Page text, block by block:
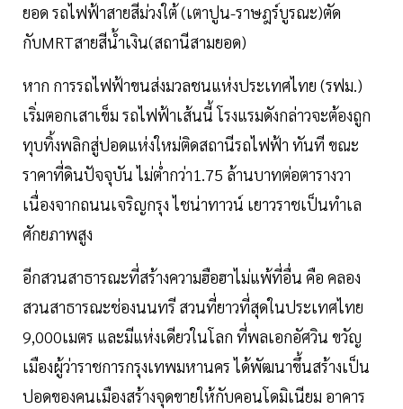
ยอด รถไฟฟ้าสายสีม่วงใต้ (เตาปูน-ราษฎร์บูรณะ)ตัด
กับMRTสายสีน้ำเงิน(สถานีสามยอด)
หาก การรถไฟฟ้าขนส่งมวลชนแห่งประเทศไทย (รฟม.)
เริ่มตอกเสาเข็ม รถไฟฟ้าเส้นนี้ โรงแรมดังกล่าวจะต้องถูก
ทุบทิ้งพลิกสู่ปอดแห่งใหม่ติดสถานีรถไฟฟ้า ทันที ขณะ
ราคาที่ดินปัจจุบัน ไม่ต่ำกว่า1.75 ล้านบาทต่อตารางวา
เนื่องจากถนนเจริญกรุง ไชน่าทาวน์ เยาวราชเป็นทำเล
ศักยภาพสูง
อีกสวนสาธารณะที่สร้างความฮือฮาไม่แพ้ที่อื่น คือ คลอง
สวนสาธารณะช่องนนทรี สวนที่ยาวที่สุดในประเทศไทย
9,000เมตร และมีแห่งเดียวในโลก ที่พลเอกอัศวิน ขวัญ
เมืองผู้ว่าราชการกรุงเทพมหานคร ได้พัฒนาขึ้นสร้างเป็น
ปอดของคนเมืองสร้างจุดขายให้กับคอนโดมิเนียม อาคาร